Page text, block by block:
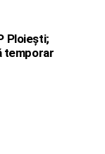
Ploiești;
temporar